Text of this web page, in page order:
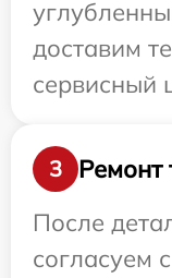
доставим
сервисный
3
Ремонт
После
согласуем